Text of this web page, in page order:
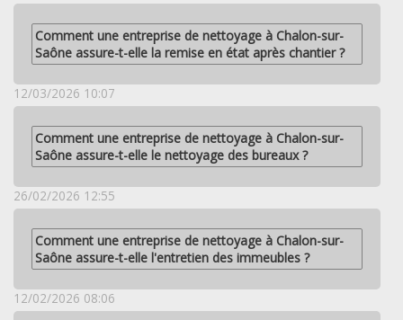
Comment une entreprise de nettoyage à Chalon-sur-
Saône assure-t-elle la remise en état après chantier ?
12/03/2026 10:07
Comment une entreprise de nettoyage à Chalon-sur-
Saône assure-t-elle le nettoyage des bureaux ?
26/02/2026 12:55
Comment une entreprise de nettoyage à Chalon-sur-
Saône assure-t-elle l'entretien des immeubles ?
12/02/2026 08:06